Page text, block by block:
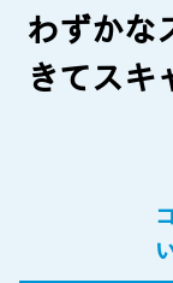
わずかな
きてスキ